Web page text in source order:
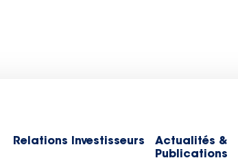
Relations Investisseurs
Actualités &
Publications